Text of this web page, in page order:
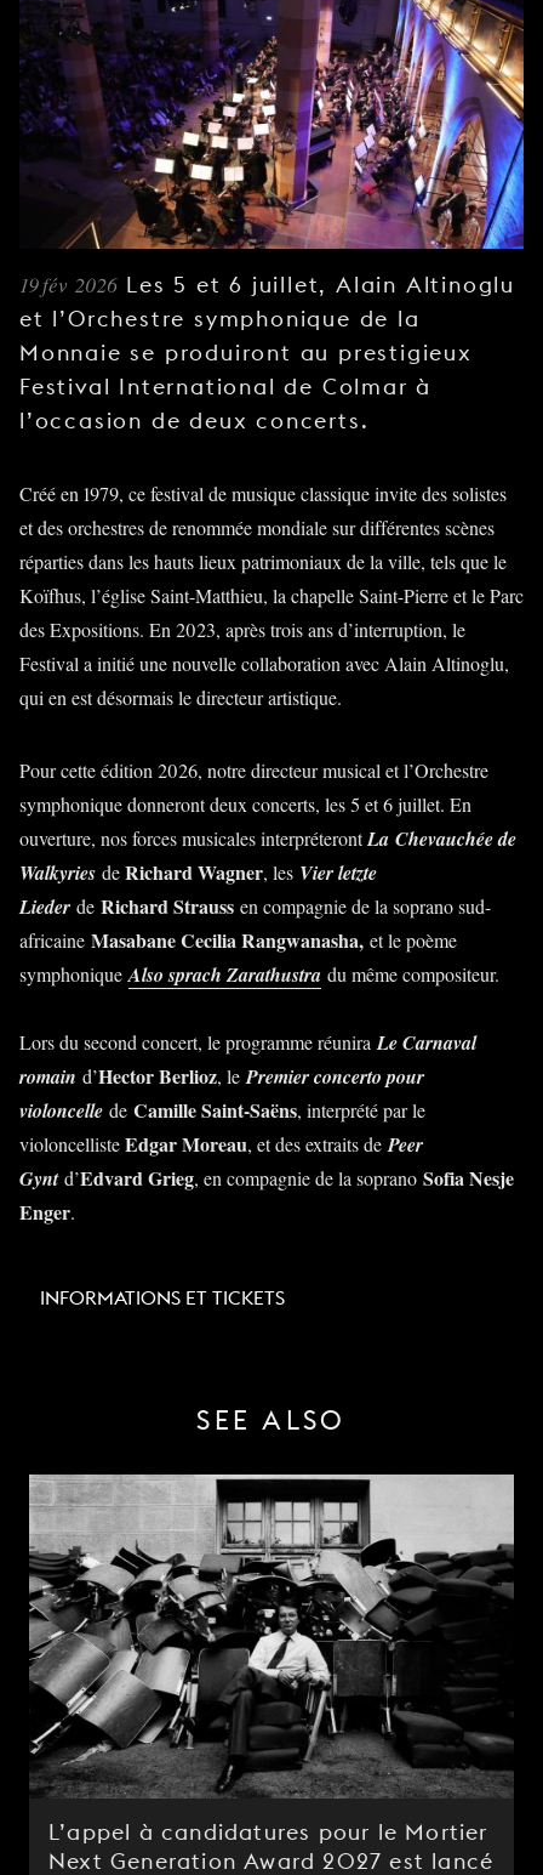
JEUNE
PUBLIC
LA
MONNAIE
NOUS
SOUTENIR
19 fév 2026 Les 5 et 6 juillet, Alain Altinoglu
et l’Orchestre symphonique de la
Monnaie se produiront au prestigieux
Festival International de Colmar à
l’occasion de deux concerts.
Créé en 1979, ce festival de musique classique invite des solistes
et des orchestres de renommée mondiale sur différentes scènes
réparties dans les hauts lieux patrimoniaux de la ville, tels que le
Koïfhus, l’église Saint-Matthieu, la chapelle Saint-Pierre et le Parc
des Expositions. En 2023, après trois ans d’interruption, le
Festival a initié une nouvelle collaboration avec Alain Altinoglu,
qui en est désormais le directeur artistique.
Pour cette édition 2026, notre directeur musical et l’Orchestre
symphonique donneront deux concerts, les 5 et 6 juillet. En
ouverture, nos forces musicales interpréterontLa Chevauchée de
Walkyries deRichard Wagner, les Vier letzte
Lieder de Richard Strauss en compagnie de la soprano sud-
africaine Masabane Cecilia Rangwanasha, et le poème
symphoniqueAlso sprach Zarathustra du même compositeur.
Lors du second concert, le programme réuniraLe Carnaval
romain d’Hector Berlioz, lePremier concerto pour
violoncelle de Camille Saint-Saëns, interprété par le
violoncellisteEdgar Moreau, et des extraits dePeer
Gynt d’Edvard Grieg, en compagnie de la soprano Sofia Nesje
Enger.
INFORMATIONS ET TICKETS
SEE ALSO
L’appel à candidatures pour le Mortier
Next Generation Award 2027 est lancé